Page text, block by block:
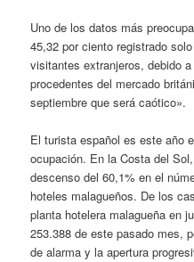
Uno de los datos más
45,32 por ciento registrado
visitantes extranjeros, debido
procedentes del mercado
septiembre que será caótico».
El turista español es este año
ocupación. En la Costa del
descenso del 60,1% en el
hoteles malagueños. De los
planta hotelera malagueña en
253.388 de este pasado mes,
de alarma y la apertura